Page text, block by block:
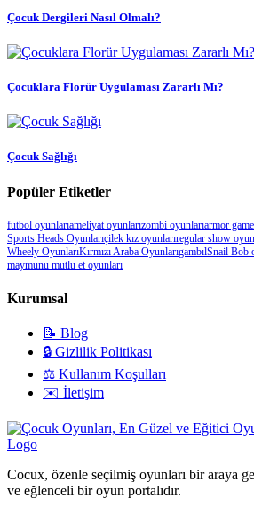
Çocuk Dergileri Nasıl Olmalı?
Çocuklara Florür Uygulaması Zararlı Mı?
Çocuk Sağlığı
Popüler Etiketler
futbol oyunlarıameliyat oyunlarızombi oyunlarıarmor
Sports Heads Oyunlarıçilek kız oyunlarıregular show
Wheely OyunlarıKırmızı Araba OyunlarıgambılSnail Bob
maymunu mutlu et oyunları
Kurumsal
📝 Blog
🔒 Gizlilik Politikası
⚖️ Kullanım Koşulları
✉️ İletişim
Cocux, özenle seçilmiş oyunları bir araya
ve eğlenceli bir oyun portalıdır.